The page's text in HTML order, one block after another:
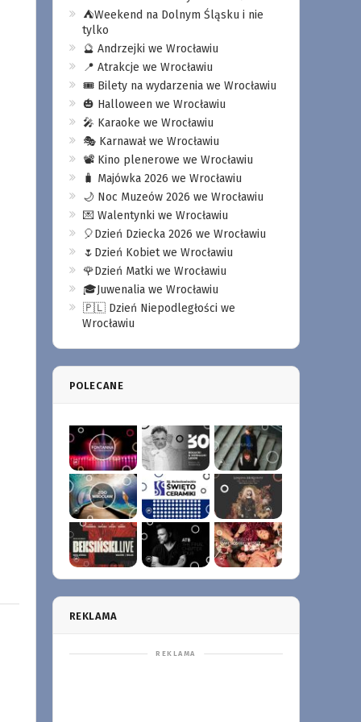
⛺️Weekend na Dolnym Śląsku i nie
tylko
🔮 Andrzejki we Wrocławiu
📍 Atrakcje we Wrocławiu
🎟️ Bilety na wydarzenia we Wrocławiu
🎃 Halloween we Wrocławiu
🎤 Karaoke we Wrocławiu
🎭 Karnawał we Wrocławiu
📽️ Kino plenerowe we Wrocławiu
🧳 Majówka 2026 we Wrocławiu
🌙 Noc Muzeów 2026 we Wrocławiu
💌 Walentynki we Wrocławiu
🎈Dzień Dziecka 2026 we Wrocławiu
🌷Dzień Kobiet we Wrocławiu
🌹Dzień Matki we Wrocławiu
🎓Juwenalia we Wrocławiu
🇵🇱 Dzień Niepodległości we
Wrocławiu
POLECANE
REKLAMA